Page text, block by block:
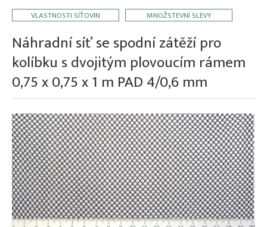
O firmě
VLASTNOSTI SÍŤOVIN MNOŽSTEVNÍ SLEVY
Náhradní síť se spodní zátěží pro
kolíbku s dvojitým plovoucím rámem
0,75 x 0,75 x 1 m PAD 4/0,6 mm